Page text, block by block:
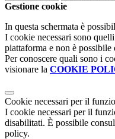
Gestione cookie
In questa schermata è
I cookie necessari sono
piattaforma e non è
Per conoscere quali sono i
visionare la COOKIE
Cookie necessari per il
I cookie necessari per il
disabilitati. È possibile
policy.